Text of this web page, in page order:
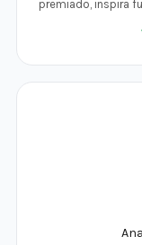
premiado, inspira